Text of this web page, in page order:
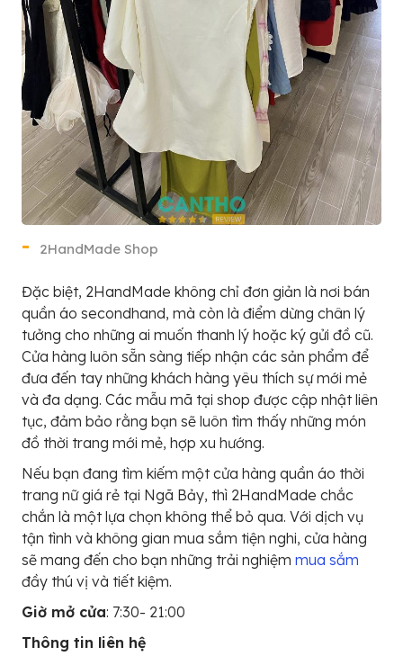
2HandMade Shop
Đặc biệt, 2HandMade không chỉ đơn giản là nơi bán
quần áo secondhand, mà còn là điểm dừng chân lý
tưởng cho những ai muốn thanh lý hoặc ký gửi đồ cũ.
Cửa hàng luôn sẵn sàng tiếp nhận các sản phẩm để
đưa đến tay những khách hàng yêu thích sự mới mẻ
và đa dạng. Các mẫu mã tại shop được cập nhật liên
tục, đảm bảo rằng bạn sẽ luôn tìm thấy những món
đồ thời trang mới mẻ, hợp xu hướng.
Nếu bạn đang tìm kiếm một cửa hàng quần áo thời
trang nữ giá rẻ tại Ngã Bảy, thì 2HandMade chắc
chắn là một lựa chọn không thể bỏ qua. Với dịch vụ
tận tình và không gian mua sắm tiện nghi, cửa hàng
sẽ mang đến cho bạn những trải nghiệm mua sắm
đầy thú vị và tiết kiệm.
Giờ mở cửa: 7:30- 21:00
Thông tin liên hệ